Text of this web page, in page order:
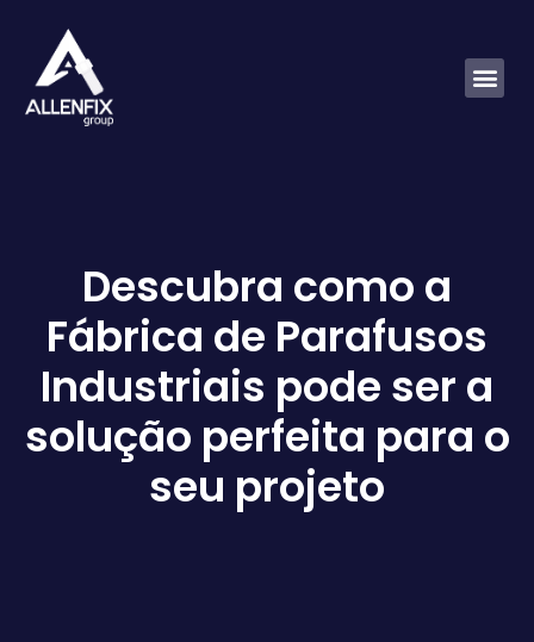
Descubra como a
Fábrica de Parafusos
Industriais pode ser a
solução perfeita para o
seu projeto